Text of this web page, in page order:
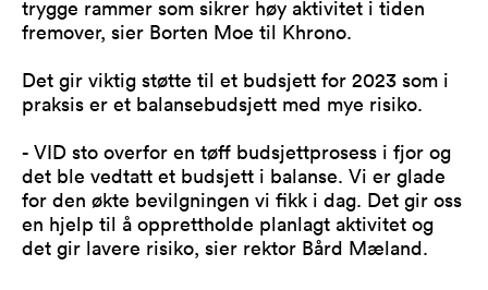
trygge rammer som sikrer høy aktivitet i tiden
fremover, sier Borten Moe til Khrono.
Det gir viktig støtte til et budsjett for 2023 som i
praksis er et balansebudsjett med mye risiko.
- VID sto overfor en tøff budsjettprosess i fjor og
det ble vedtatt et budsjett i balanse. Vi er glade
for den økte bevilgningen vi fikk i dag. Det gir oss
en hjelp til å opprettholde planlagt aktivitet og
det gir lavere risiko, sier rektor Bård Mæland.